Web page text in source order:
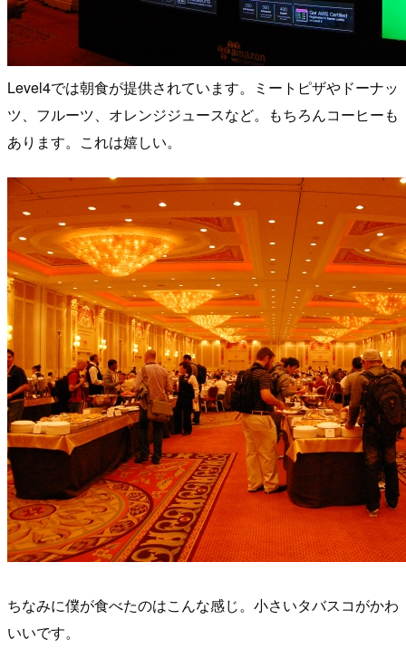
Level4では朝食が提供されています。ミートピザやドーナッ
ツ、フルーツ、オレンジジュースなど。もちろんコーヒーも
あります。これは嬉しい。
ちなみに僕が食べたのはこんな感じ。小さいタバスコがかわ
いいです。